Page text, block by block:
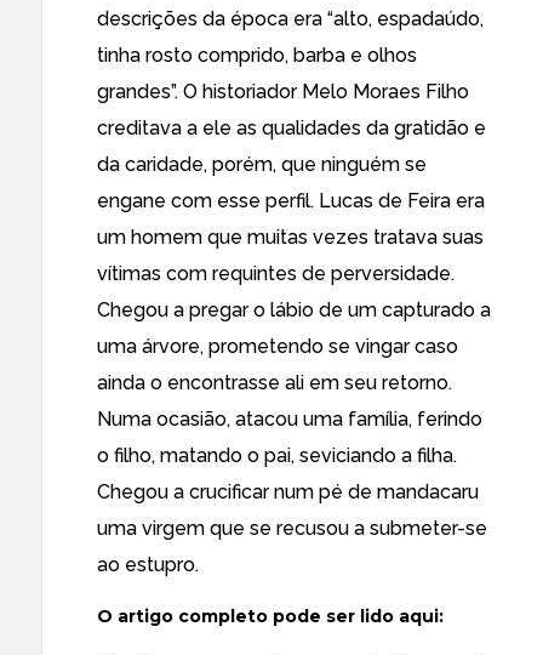
descrições da época era “alto, espadaúdo,
tinha rosto comprido, barba e olhos
grandes”. O historiador Melo Moraes Filho
creditava a ele as qualidades da gratidão e
da caridade, porém, que ninguém se
engane com esse perfil. Lucas de Feira era
um homem que muitas vezes tratava suas
vítimas com requintes de perversidade.
Chegou a pregar o lábio de um capturado a
uma árvore, prometendo se vingar caso
ainda o encontrasse ali em seu retorno.
Numa ocasião, atacou uma família, ferindo
o filho, matando o pai, seviciando a filha.
Chegou a crucificar num pé de mandacaru
uma virgem que se recusou a submeter-se
ao estupro.
O artigo completo pode ser lido aqui: